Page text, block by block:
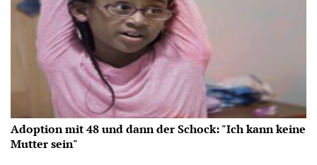
Adoption mit 48 und dann der Schock: "Ich kann keine
Mutter sein"